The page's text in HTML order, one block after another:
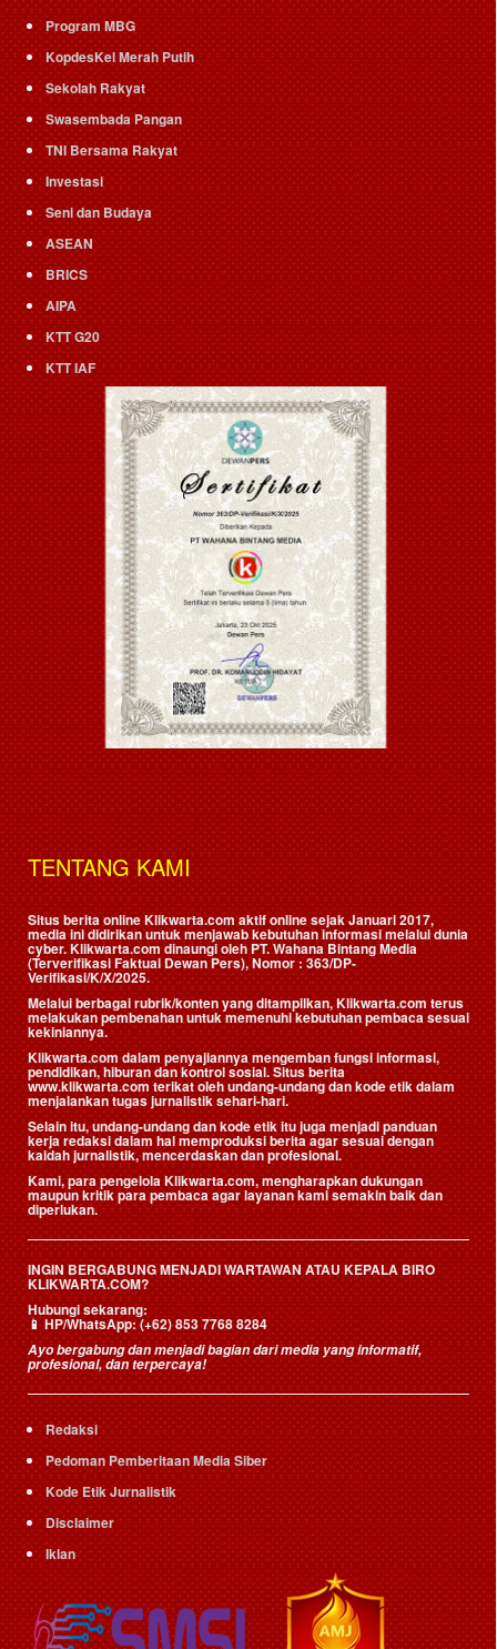
Program MBG
KopdesKel Merah Putih
Sekolah Rakyat
Swasembada Pangan
TNI Bersama Rakyat
Investasi
Seni dan Budaya
ASEAN
BRICS
AIPA
KTT G20
KTT IAF
TENTANG KAMI
Situs berita online Klikwarta.com aktif online sejak Januari 2017,
media ini didirikan untuk menjawab kebutuhan informasi melalui dunia
cyber. Klikwarta.com dinaungi oleh PT. Wahana Bintang Media
(Terverifikasi Faktual Dewan Pers), Nomor : 363/DP-
Verifikasi/K/X/2025.
Melalui berbagai rubrik/konten yang ditampilkan, Klikwarta.com terus
melakukan pembenahan untuk memenuhi kebutuhan pembaca sesuai
kekiniannya.
Klikwarta.com dalam penyajiannya mengemban fungsi informasi,
pendidikan, hiburan dan kontrol sosial. Situs berita
www.klikwarta.com terikat oleh undang-undang dan kode etik dalam
menjalankan tugas jurnalistik sehari-hari.
Selain itu, undang-undang dan kode etik itu juga menjadi panduan
kerja redaksi dalam hal memproduksi berita agar sesuai dengan
kaidah jurnalistik, mencerdaskan dan profesional.
Kami, para pengelola Klikwarta.com, mengharapkan dukungan
maupun kritik para pembaca agar layanan kami semakin baik dan
diperlukan.
INGIN BERGABUNG MENJADI WARTAWAN ATAU KEPALA BIRO
KLIKWARTA.COM?
Hubungi sekarang:
📱HP/WhatsApp:(+62) 853 7768 8284
Ayo bergabung dan menjadi bagian dari media yang informatif,
profesional, dan terpercaya!
Redaksi
Pedoman Pemberitaan Media Siber
Kode Etik Jurnalistik
Disclaimer
Iklan